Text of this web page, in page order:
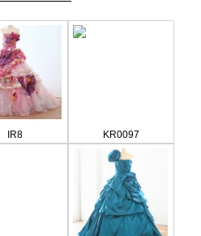
IR8 KR0097